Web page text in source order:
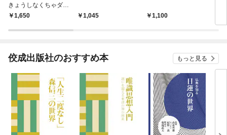
きょうしなくちゃダメ
ですか？
1,650 1,045 1,100
佼成出版社のおすすめ本 もっと見る